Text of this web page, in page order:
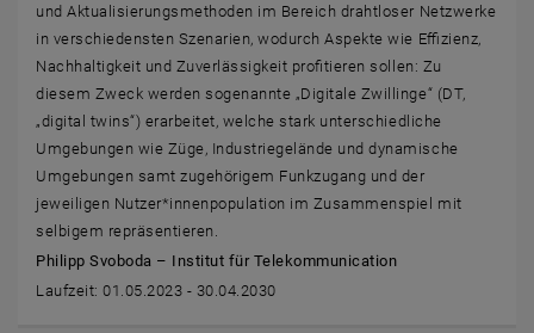
und Aktualisierungsmethoden im Bereich drahtloser Netzwerke
in verschiedensten Szenarien, wodurch Aspekte wie Effizienz,
Nachhaltigkeit und Zuverlässigkeit profitieren sollen: Zu
diesem Zweck werden sogenannte „Digitale Zwillinge“ (DT,
„digital twins“) erarbeitet, welche stark unterschiedliche
Umgebungen wie Züge, Industriegelände und dynamische
Umgebungen samt zugehörigem Funkzugang und der
jeweiligen Nutzer*innenpopulation im Zusammenspiel mit
selbigem repräsentieren.
Philipp Svoboda – Institut für Telekommunication
Laufzeit: 01.05.2023 - 30.04.2030